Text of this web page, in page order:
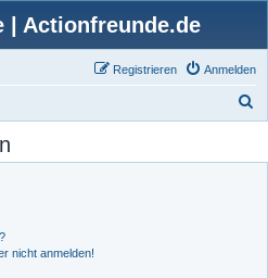
| Actionfreunde.de
Anmelden
Registrieren
nicht anmelden!